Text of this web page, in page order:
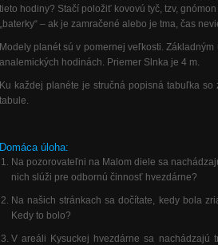
hodiny? Stačí položiť kovovú tyč, tzv,
– ak je zamračené alebo je tma, čas
planét sú v pomernej veľkosti.
hodinách. Priemer Slnka je 4 m.
každej planéte je stručná popisná tabuľka
úloha:
Na pozorovateľni na Malom diele sa
nich slúži pre odbornú činnosť hvezdárne?
Na našich stránkach sa dočítate, kedy bola
Kedy to bolo?
V areáli Kysuckej hvezdárne sa nachádzajú